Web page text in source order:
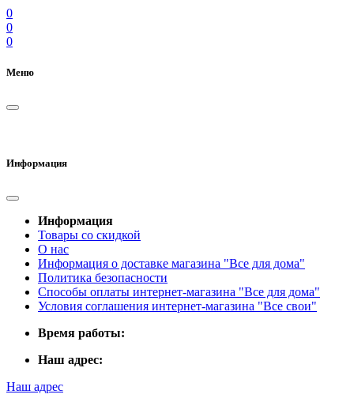
0
0
0
Меню
Информация
Информация
Товары со скидкой
О нас
Информация о доставке магазина "Все для дома"
Политика безопасности
Способы оплаты интернет-магазина "Все для дома"
Условия соглашения интернет-магазина "Все свои"
Время работы:
Наш адрес:
Наш адрес